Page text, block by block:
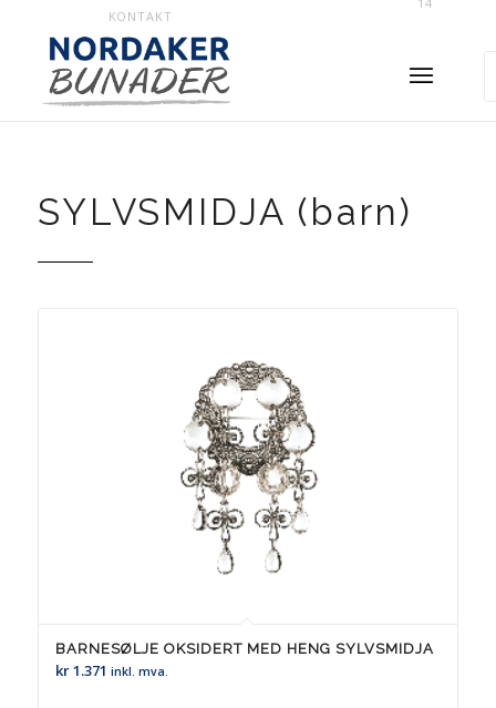
KONTAKT
SYLVSMIDJA (barn)
BARNESØLJE OKSIDERT MED HENG SYLVSMIDJA
kr1.371 inkl. mva.